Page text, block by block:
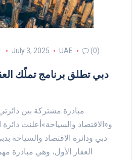
July 3, 2025 UAE (0)
دبي تطلق برنامج تملّك
مبادرة مشتركة بين
و«الاقتصاد والسياحة»أعلنت
دبي ودائرة الاقتصاد والسياحة
العقار الأول، وهي مبادرة